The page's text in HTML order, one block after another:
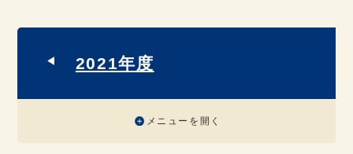
2021年度
メニューを開く